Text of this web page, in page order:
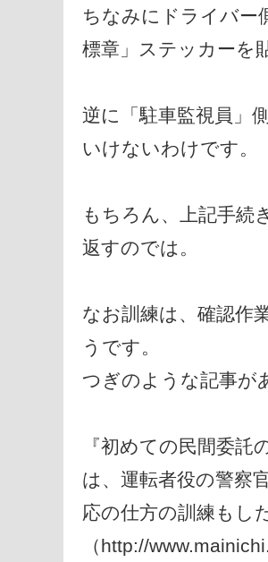
ちなみにドライバー
標章」ステッカーを
逆に「駐車監視員」
いけないわけです。
もちろん、上記手続
返すのでは。
なお訓練は、確認作
うです。
つぎのような記事が
『初めての民間委
は、運転者役の警察
応の仕方の訓練もし
（http://